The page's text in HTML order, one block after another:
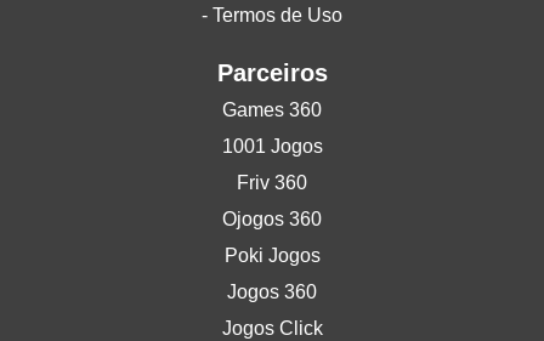
- Termos de Uso
Parceiros
Games 360
1001 Jogos
Friv 360
Ojogos 360
Poki Jogos
Jogos 360
Jogos Click